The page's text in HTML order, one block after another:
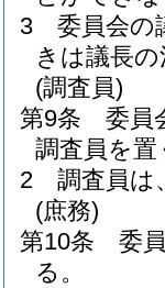
3
委員会の
きは議長
(調査員)
第9条
委員
調査員を
2
調査員は
(庶務)
第10条
委
る。